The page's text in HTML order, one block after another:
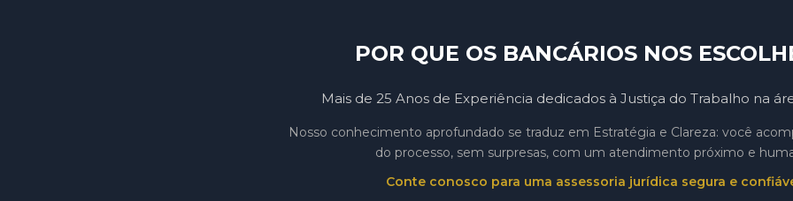
POR QUE OS BANCÁRIOS NOS
Mais de 25 Anos de Experiência dedicados à Justiça do Trabalho na
Nosso conhecimento aprofundado se traduz em Estratégia e Clareza: você
do processo, sem surpresas, com um atendimento próximo e
Conte conosco para uma assessoria jurídica segura e